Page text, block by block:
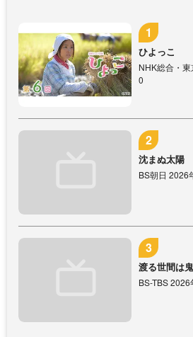
ひよっこ
NHK総合・
0
沈まぬ太陽
BS朝日 2026
渡る世間は
BS-TBS